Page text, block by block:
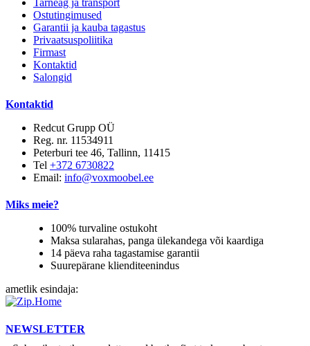
Tarneag ja transport
Ostutingimused
Garantii ja kauba tagastus
Privaatsuspoliitika
Firmast
Kontaktid
Salongid
Kontaktid
Redcut Grupp OÜ
Reg. nr. 11534911
Peterburi tee 46, Tallinn, 11415
Tel +372 6730822
Email: info@voxmoobel.ee
Miks meie?
100% turvaline ostukoht
Maksa sularahas, panga ülekandega või kaardiga
14 päeva raha tagastamise garantii
Suurepärane klienditeenindus
ametlik esindaja:
NEWSLETTER